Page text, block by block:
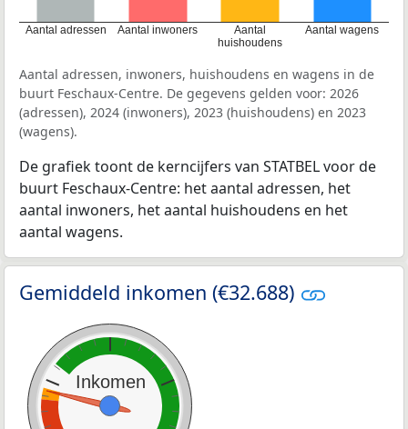
Aantal adressen Aantal inwoners
Aantal
huishoudens
Aantal wagens
Aantal adressen, inwoners, huishoudens en wagens in de
buurt Feschaux-Centre. De gegevens gelden voor: 2026
(adressen), 2024 (inwoners), 2023 (huishoudens) en 2023
(wagens).
De grafiek toont de kerncijfers van STATBEL voor de
buurt Feschaux-Centre: het aantal adressen, het
aantal inwoners, het aantal huishoudens en het
aantal wagens.
Gemiddeld inkomen (€32.688)
Inkomen